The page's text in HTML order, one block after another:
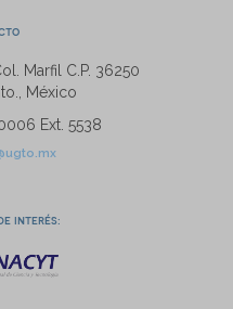
Marfil C.P. 36250
México
Ext. 5538
interés: